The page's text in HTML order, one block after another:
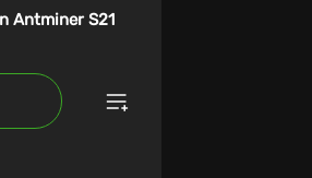
Antminer S21